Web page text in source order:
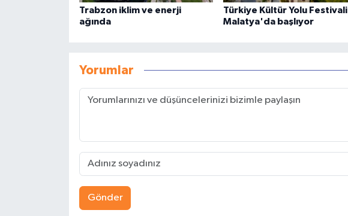
Trabzon iklim ve enerji
ağında
Türkiye Kültür Yolu Festivali
Malatya'da başlıyor
Yorumlar
Gönder